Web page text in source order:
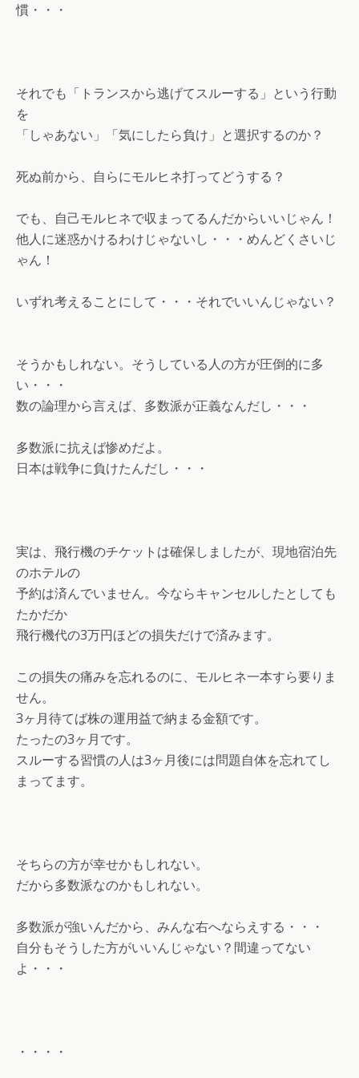
慣・・・
それでも「トランスから逃げてスルーする」という行動
を
「しゃあない」「気にしたら負け」と選択するのか？
死ぬ前から、自らにモルヒネ打ってどうする？
でも、自己モルヒネで収まってるんだからいいじゃん！
他人に迷惑かけるわけじゃないし・・・めんどくさいじ
ゃん！
いずれ考えることにして・・・それでいいんじゃない？
そうかもしれない。そうしている人の方が圧倒的に多
い・・・
数の論理から言えば、多数派が正義なんだし・・・
多数派に抗えば惨めだよ。
日本は戦争に負けたんだし・・・
実は、飛行機のチケットは確保しましたが、現地宿泊先
のホテルの
予約は済んでいません。今ならキャンセルしたとしても
たかだか
飛行機代の3万円ほどの損失だけで済みます。
この損失の痛みを忘れるのに、モルヒネ一本すら要りま
せん。
3ヶ月待てば株の運用益で納まる金額です。
たったの3ヶ月です。
スルーする習慣の人は3ヶ月後には問題自体を忘れてし
まってます。
そちらの方が幸せかもしれない。
だから多数派なのかもしれない。
多数派が強いんだから、みんな右へならえする・・・
自分もそうした方がいいんじゃない？間違ってない
よ・・・
・・・・